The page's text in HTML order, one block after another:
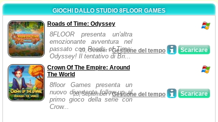
GIOCHI DALLO STUDIO 8FLOOR GAMES
Roads of Time: Odyssey
8FLOOR presenta un'altra
emozionante avventura nel
passato con Roads of Time:
Odyssey! Il tentativo di Bri...
Scaricare
19, October /Gestione del tempo
Crown Of The Empire: Around
The World
8floor Games presenta un
nuovo divertente follow-up al
primo gioco della serie con
Crow...
Scaricare
28, September /Gestione del tempo